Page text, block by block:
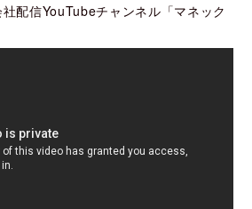
配信YouTubeチャンネル「マネック